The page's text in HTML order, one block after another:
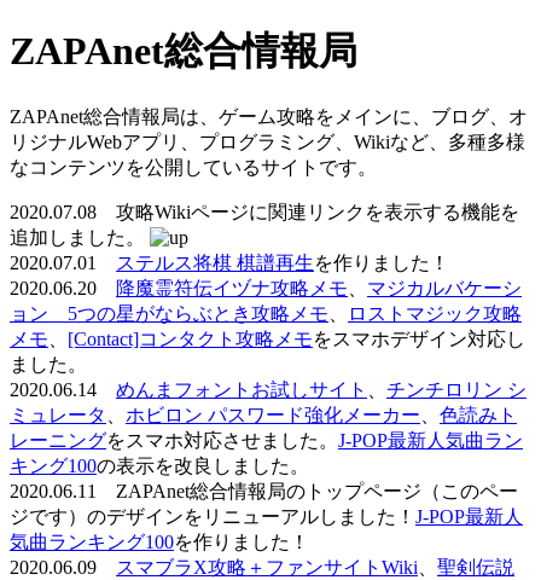
ZAPAnet総合情報局
ZAPAnet総合情報局は、ゲーム攻略をメインに、ブログ、オ
リジナルWebアプリ、プログラミング、Wikiなど、多種多様
なコンテンツを公開しているサイトです。
2020.07.08 攻略Wikiページに関連リンクを表示する機能を
追加しました。
2020.07.01
ステルス将棋 棋譜再生を作りました！
2020.06.20
降魔霊符伝イヅナ攻略メモ
マジカルバケーシ
ョン 5つの星がならぶとき攻略メモ
ロストマジック攻略
メモ
[Contact]コンタクト攻略メモをスマホデザイン対応し
ました。
2020.06.14 めんまフォントお試しサイト
チンチロリン シ
ミュレータ
ホビロン パスワード強化メーカー
色読みト
レーニングをスマホ対応させました。 J-POP最新人気曲ラン
キング100の表示を改良しました。
2020.06.11 ZAPAnet総合情報局のトップページ（このペー
ジです）のデザインをリニューアルしました！ J-POP最新人
気曲ランキング100を作りました！
2020.06.09
スマブラX攻略＋ファンサイトWiki
聖剣伝説